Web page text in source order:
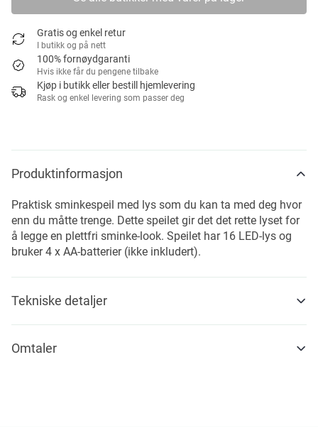
Gratis og enkel retur
I butikk og på nett
100% fornøydgaranti
Hvis ikke får du pengene tilbake
Kjøp i butikk eller bestill hjemlevering
Rask og enkel levering som passer deg
Produktinformasjon
Praktisk sminkespeil med lys som du kan ta med deg hvor
enn du måtte trenge. Dette speilet gir det det rette lyset for
å legge en plettfri sminke-look. Speilet har 16 LED-lys og
bruker 4 x AA-batterier (ikke inkludert).
Tekniske detaljer
Omtaler